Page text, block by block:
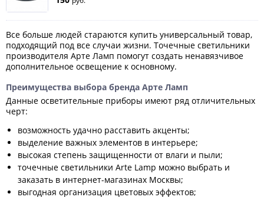
Все больше людей стараются купить универсальный товар,
подходящий под все случаи жизни. Точечные светильники
производителя Арте Ламп помогут создать ненавязчивое
дополнительное освещение к основному.
Преимущества выбора бренда Арте Ламп
Данные осветительные приборы имеют ряд отличительных
черт:
возможность удачно расставить акценты;
выделение важных элементов в интерьере;
высокая степень защищенности от влаги и пыли;
точечные светильники Arte Lamp можно выбрать и
заказать в интернет-магазинах Москвы;
выгодная организация цветовых эффектов;